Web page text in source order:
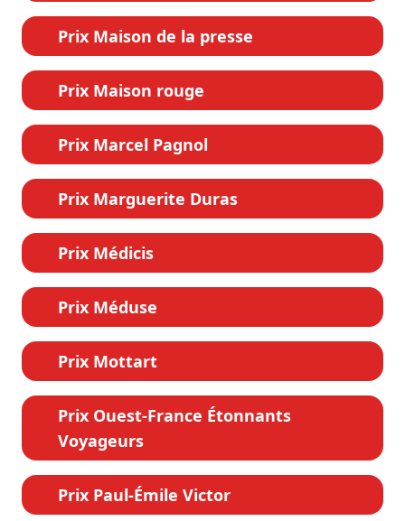
Prix Maison de la presse
Prix Maison rouge
Prix Marcel Pagnol
Prix Marguerite Duras
Prix Médicis
Prix Méduse
Prix Mottart
Prix Ouest-France Étonnants
Voyageurs
Prix Paul-Émile Victor